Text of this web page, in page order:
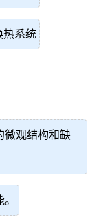
热系统
微观结构和缺